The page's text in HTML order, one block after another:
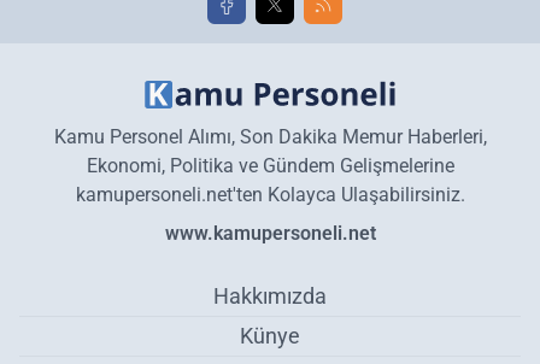
Kamu Personel Alımı, Son Dakika Memur Haberleri,
Ekonomi, Politika ve Gündem Gelişmelerine
kamupersoneli.net'ten Kolayca Ulaşabilirsiniz.
www.kamupersoneli.net
Hakkımızda
Künye